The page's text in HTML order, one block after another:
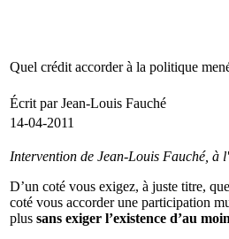
Quel crédit accorder à la politique
Écrit par Jean-Louis Fauché
14-04-2011
Intervention de Jean-Louis Fauché, à
D’un coté vous exigez, à juste titre,
coté vous accorder une participation
plus sans exiger l’existence d’au